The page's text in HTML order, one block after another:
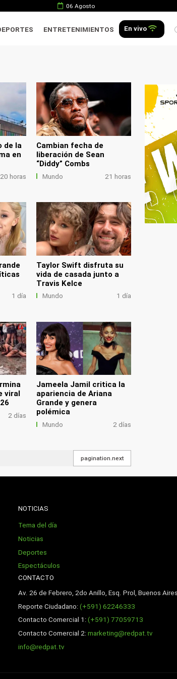
06 Agosto
ENTRETENIMIENTOS En vivo
de la
en
20 horas
Cambian fecha de
liberación de Sean
“Diddy” Combs
Mundo 21 horas
1 día
Taylor Swift disfruta su
vida de casada junto a
Travis Kelce
Mundo 1 día
viral
2 días
Jameela Jamil critica la
apariencia de Ariana
Grande y genera
polémica
Mundo 2 días
pagination.next
NOTICIAS
Tema del día
Noticias
Deportes
Espectáculos
CONTACTO
Av. 26 de Febrero, 2do Anillo, Esq. Prol, Buenos
Reporte Ciudadano:(+591) 62246333
Contacto Comercial 1:(+591) 77059713
Contacto Comercial 2:marketing@redpat.tv
info@redpat.tv